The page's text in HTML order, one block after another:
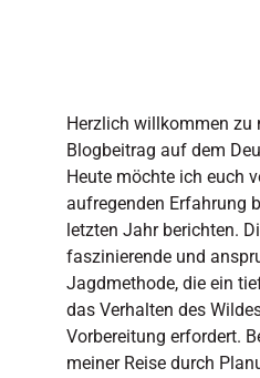
Herzlich willkommen zu
Blogbeitrag auf dem
Heute möchte ich euch
aufregenden Erfahrung
letzten Jahr berichten.
faszinierende und
Jagdmethode, die ein
das Verhalten des
Vorbereitung erfordert.
meiner Reise durch